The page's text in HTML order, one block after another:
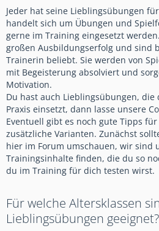
Jeder hat seine Lieblingsübungen
handelt sich um Übungen und
gerne im Training eingesetzt
großen Ausbildungserfolg und sind
Trainerin beliebt. Sie werden von
mit Begeisterung absolviert und
Motivation.
Du hast auch Lieblingsübungen,
Praxis einsetzt, dann lasse unsere
Eventuell gibt es noch gute Tipps
zusätzliche Varianten. Zunächst
hier im Forum umschauen, wir sind
Trainingsinhalte finden, die du so
du im Training für dich testen wirst.
Für welche Altersklassen
Lieblingsübungen geeignet?